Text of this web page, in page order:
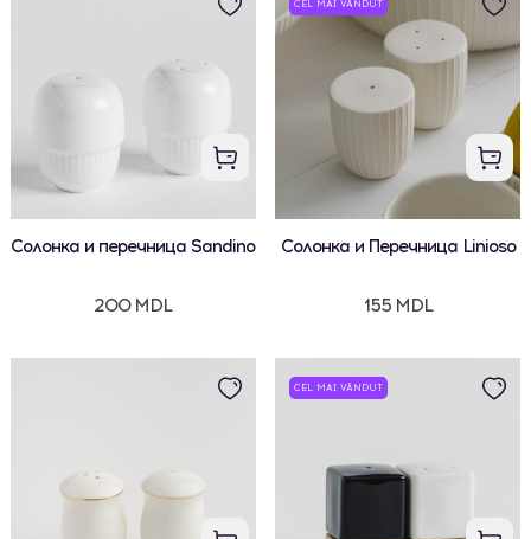
Солонка и перечница Sandino
200 MDL
CEL MAI VÂNDUT
Солонка и Перечница Linioso
155 MDL
CEL MAI VÂNDUT